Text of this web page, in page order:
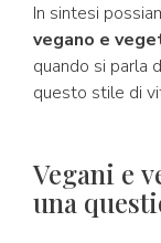
In sintesi
vegano e
quando si parla
questo stile di
Vegani e
una